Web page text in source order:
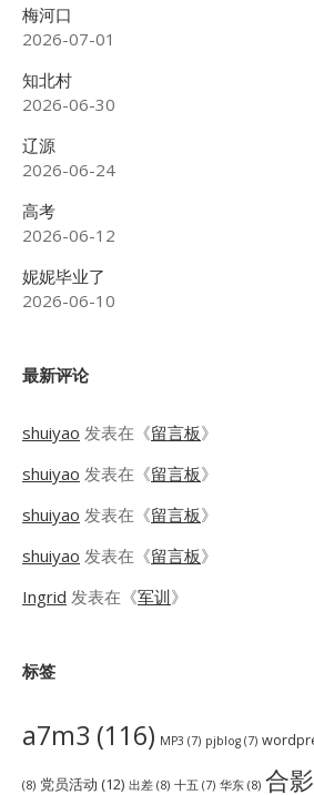
梅河口
2026-07-01
知北村
2026-06-30
辽源
2026-06-24
高考
2026-06-12
妮妮毕业了
2026-06-10
最新评论
shuiyao 发表在《留言板》
shuiyao 发表在《留言板》
shuiyao 发表在《留言板》
shuiyao 发表在《留言板》
Ingrid 发表在《军训》
标签
a7m3 (116) MP3 (7) pjblog (7)
(8) 党员活动 (12) 出差 (8) 十五 (7) 华东 (8) 合影